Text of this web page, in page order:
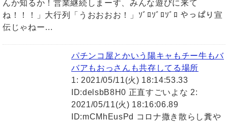
んか知るか！営業継続しまーす、みんな遊びに来て
ね！！！」大行列「うおおおお！」ｿﾞﾛｿﾞﾛｿﾞﾛ やっぱり宣
伝じゃねー…
パチンコ屋とかいう陽キャもチー牛もバ
バアもおっさんも共存してる場所
1: 2021/05/11(火) 18:14:53.33
ID:delsbB8H0 正直すごいよな 2:
2021/05/11(火) 18:16:06.89
ID:mCMhEusPd コロナ撒き散らし糞や